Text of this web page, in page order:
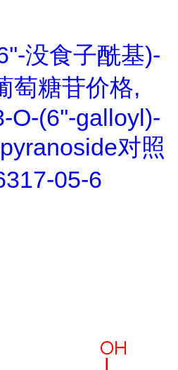
没食子酰基)-
萄糖苷价格,
O-(6''-galloyl)-
对照
05-6